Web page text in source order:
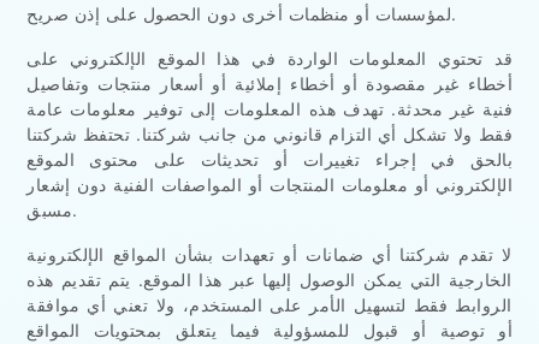
لمؤسسات أو منظمات أخرى دون الحصول على إذن صريح.
قد تحتوي المعلومات الواردة في هذا الموقع الإلكتروني على
أخطاء غير مقصودة أو أخطاء إملائية أو أسعار منتجات وتفاصيل
فنية غير محدثة. تهدف هذه المعلومات إلى توفير معلومات عامة
فقط ولا تشكل أي التزام قانوني من جانب شركتنا. تحتفظ شركتنا
بالحق في إجراء تغييرات أو تحديثات على محتوى الموقع
الإلكتروني أو معلومات المنتجات أو المواصفات الفنية دون إشعار
مسبق.
لا تقدم شركتنا أي ضمانات أو تعهدات بشأن المواقع الإلكترونية
الخارجية التي يمكن الوصول إليها عبر هذا الموقع. يتم تقديم هذه
الروابط فقط لتسهيل الأمر على المستخدم، ولا تعني أي موافقة
أو توصية أو قبول للمسؤولية فيما يتعلق بمحتويات المواقع